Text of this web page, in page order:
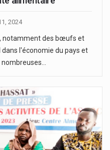
2024
notamment des bœufs et
l'économie du pays et